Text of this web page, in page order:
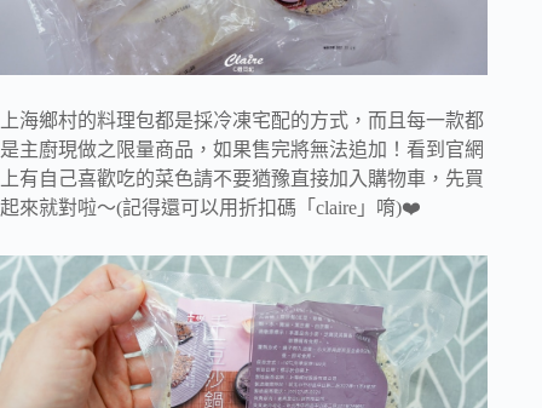
上海鄉村的料理包都是採冷凍宅配的方式，而且每一款都
是主廚現做之限量商品，如果售完將無法追加！看到官網
上有自己喜歡吃的菜色請不要猶豫直接加入購物車，先買
起來就對啦～(記得還可以用折扣碼「claire」唷)❤️